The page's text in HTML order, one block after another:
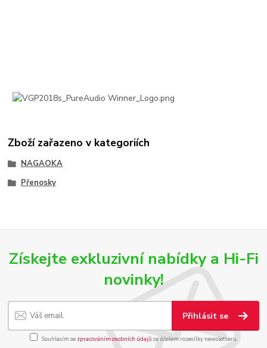
Zboží zařazeno v kategoriích
NAGAOKA
Přenosky
Získejte exkluzivní nabídky a Hi-Fi
novinky!
Přihlásit se
Souhlasím se zpracováním osobních údajůza účelem rozesílky newsletteru.